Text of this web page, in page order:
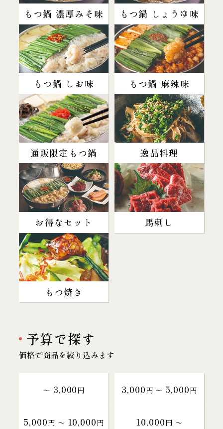
もつ鍋 濃厚みそ味 もつ鍋 しょうゆ味
もつ鍋 しお味 もつ鍋 麻辣味
通販限定もつ鍋 逸品料理
お得なセット 馬刺し
もつ焼き
予算で探す
価格で商品を絞り込みます
～ 3,000円 3,000円 〜 5,000円
5,000円 〜 10,000円 10,000円 〜